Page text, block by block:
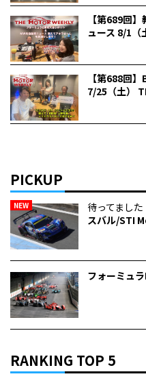
【第689回
ュース 8/1（
【第688回
7/25（土）
PICKUP
NEW
待ってました
スバル/STI
フォーミュ
RANKING TOP 5